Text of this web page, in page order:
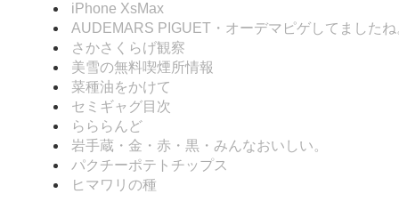
iPhone XsMax
AUDEMARS PIGUET・オーデマピゲしてましたね
さかさくらげ観察
美雪の無料喫煙所情報
菜種油をかけて
セミギャグ目次
らららんど
岩手蔵・金・赤・黒・みんなおいしい。
パクチーポテトチップス
ヒマワリの種